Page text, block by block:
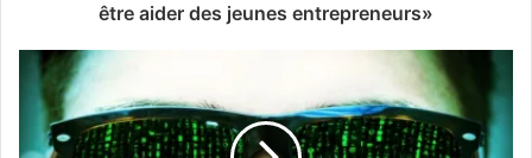
être aider des jeunes entrepreneurs»